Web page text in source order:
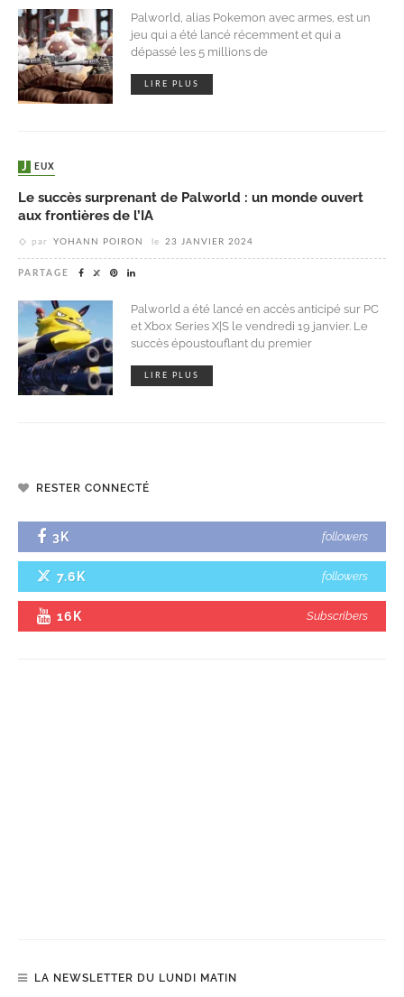
Palworld, alias Pokemon avec armes, est un
jeu qui a été lancé récemment et qui a
dépassé les 5 millions de
LIRE PLUS
JEUX
Le succès surprenant de Palworld : un monde ouvert
aux frontières de l’IA
par YOHANN POIRON le 23 JANVIER 2024
PARTAGE
Palworld a été lancé en accès anticipé sur PC
et Xbox Series X|S le vendredi 19 janvier. Le
succès époustouflant du premier
LIRE PLUS
RESTER CONNECTÉ
3K followers
7.6K followers
16K Subscribers
LA NEWSLETTER DU LUNDI MATIN